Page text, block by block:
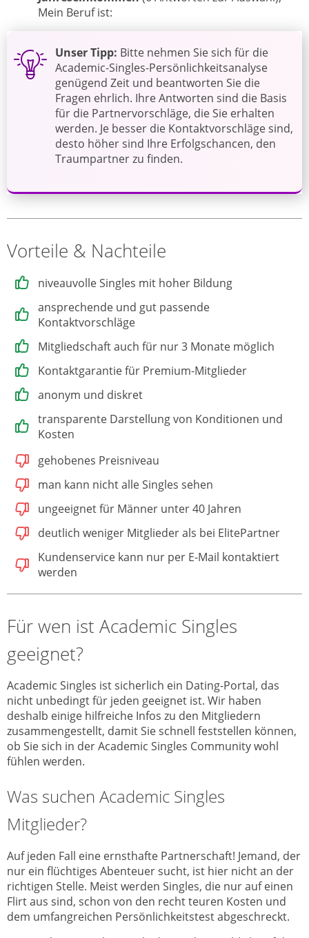
Mein Beruf ist:
Unser Tipp: Bitte nehmen Sie sich für die
Academic-Singles-Persönlichkeitsanalyse
genügend Zeit und beantworten Sie die
Fragen ehrlich. Ihre Antworten sind die Basis
für die Partnervorschläge, die Sie erhalten
werden. Je besser die Kontaktvorschläge sind,
desto höher sind Ihre Erfolgschancen, den
Traumpartner zu finden.
Vorteile & Nachteile
niveauvolle Singles mit hoher Bildung
ansprechende und gut passende
Kontaktvorschläge
Mitgliedschaft auch für nur 3 Monate möglich
Kontaktgarantie für Premium-Mitglieder
anonym und diskret
transparente Darstellung von Konditionen und
Kosten
gehobenes Preisniveau
man kann nicht alle Singles sehen
ungeeignet für Männer unter 40 Jahren
deutlich weniger Mitglieder als bei ElitePartner
Kundenservice kann nur per E-Mail kontaktiert
werden
Für wen ist Academic Singles
geeignet?
Academic Singles ist sicherlich ein Dating-Portal, das
nicht unbedingt für jeden geeignet ist. Wir haben
deshalb einige hilfreiche Infos zu den Mitgliedern
zusammengestellt, damit Sie schnell feststellen können,
ob Sie sich in der Academic Singles Community wohl
fühlen werden.
Was suchen Academic Singles
Mitglieder?
Auf jeden Fall eine ernsthafte Partnerschaft! Jemand, der
nur ein flüchtiges Abenteuer sucht, ist hier nicht an der
richtigen Stelle. Meist werden Singles, die nur auf einen
Flirt aus sind, schon von den recht teuren Kosten und
dem umfangreichen Persönlichkeitstest abgeschreckt.